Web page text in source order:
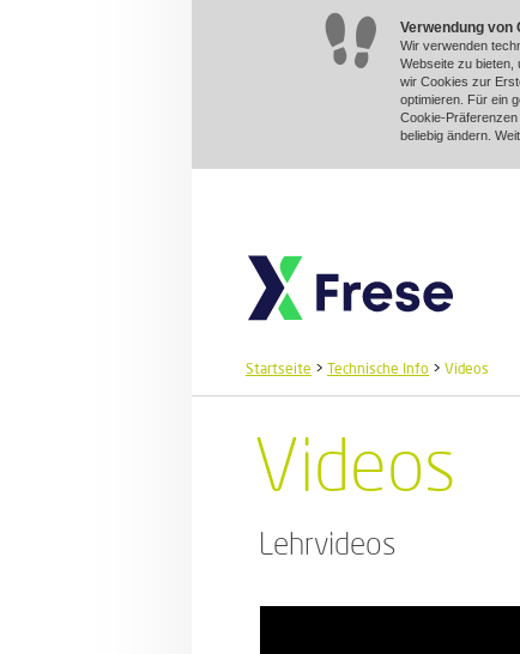
Verwendung von
Wir verwenden
Webseite zu bieten,
wir Cookies zur
optimieren. Für ein
Cookie-
beliebig ändern.
Startseite > Technische Info > Videos
Videos
Lehrvideos